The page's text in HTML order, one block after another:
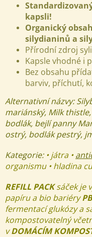
kapsli!
Organický obsah
silydianinů a
Přírodní zdroj
Kapsle vhodné i
Bez obsahu
barviv, příchutí,
Alternativní názvy:
mariánský, Milk
bodlák, bejlí panny
ostrý, bodlák pestrý,
Kategorie: • játra •
organismu • hladina
REFILL PACKsáček je
papíru a bio bariéry
fermentací glukózy a
kompostovatelný
vDOMÁCÍM